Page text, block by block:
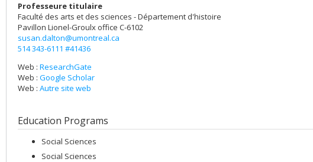
Professeure titulaire
Faculté des arts et des sciences - Département d'histoire
Pavillon Lionel-Groulx office C-6102
susan.dalton@umontreal.ca
514 343-6111 #41436
Web : ResearchGate
Web : Google Scholar
Web : Autre site web
Education Programs
Social Sciences
Social Sciences